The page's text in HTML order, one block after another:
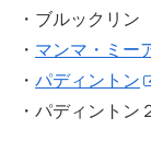
・ブルックリン
・ マンマ・ミー
・ パディントン
・パディントン